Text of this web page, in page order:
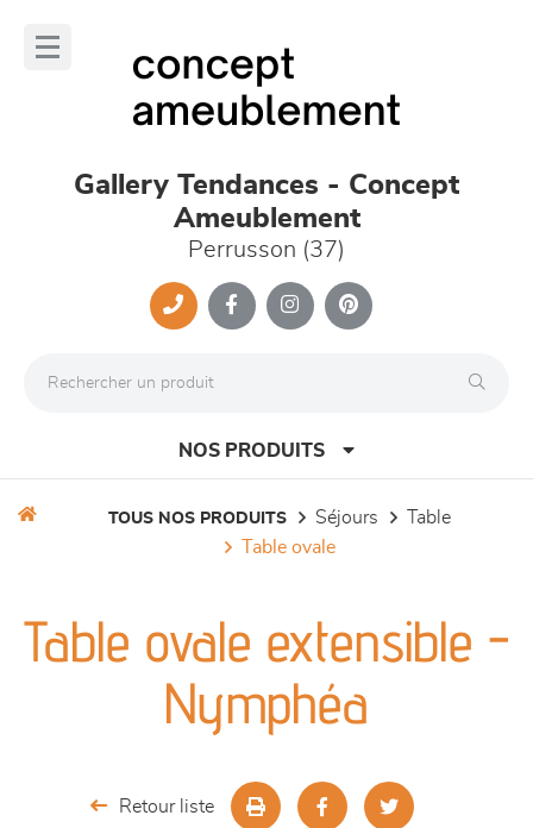
Gallery Tendances - Concept
Ameublement
Perrusson (37)
NOS PRODUITS
séjours
meubles de complément
TOUS NOS PRODUITS séjours
table
table ovale
Table ovale extensible -
Nymphéa
Retour liste